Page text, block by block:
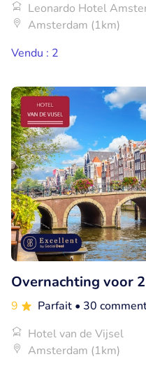
Leonardo Hotel
Amsterdam (1km)
Vendu : 2
Overnachting voor
9 Parfait • 30
Hotel van de Vijsel
Amsterdam (1km)